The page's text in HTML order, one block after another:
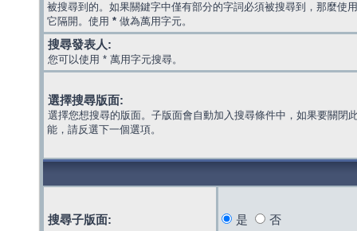
被搜尋到的。如果關鍵字中僅有部分的字詞必須被搜尋到，那麼使
它隔開。使用 * 做為萬用字元。
搜尋發表人:
您可以使用 * 萬用字元搜尋。
選擇搜尋版面:
選擇您想搜尋的版面。子版面會自動加入搜尋條件中，如果要關閉
能，請反選下一個選項。
搜尋子版面: 是 否